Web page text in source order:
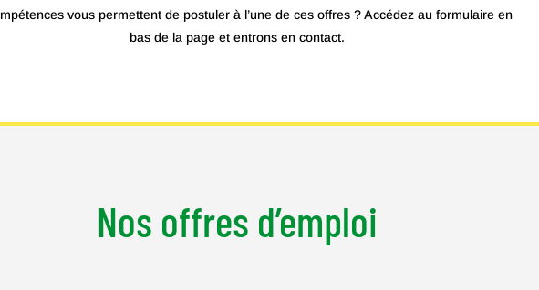
vous permettent de postuler à l’une de ces offres ? Accédez au formulaire en
bas de la page et entrons en contact.
Nos offres d’emploi